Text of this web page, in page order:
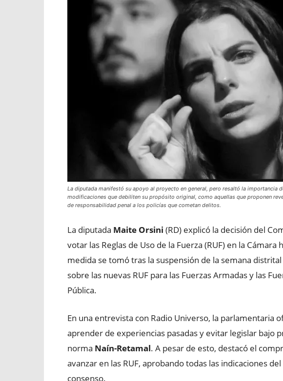
La diputada manifestó su apoyo al proyecto en general, pero resaltó la importancia
modificaciones que debiliten su propósito original, como aquellas que proponen
de responsabilidad penal a los policías que cometan delitos.
La diputada Maite Orsini (RD) explicó la decisión del
votar las Reglas de Uso de la Fuerza (RUF) en la Cámara
medida se tomó tras la suspensión de la semana
sobre las nuevas RUF para las Fuerzas Armadas y las
Pública.
En una entrevista con Radio Universo, la parlamentaria
aprender de experiencias pasadas y evitar legislar bajo
norma Naín-Retamal. A pesar de esto, destacó el
avanzar en las RUF, aprobando todas las indicaciones
consenso.